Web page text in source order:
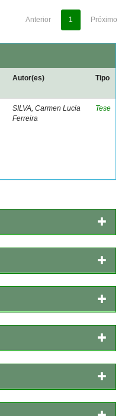
Anterior 1 Próximo
Autor(es) Tipo
SILVA, Carmen Lucia
Ferreira
Tese